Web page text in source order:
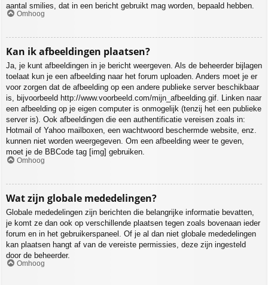
aantal smilies, dat in een bericht gebruikt mag worden, bepaald hebben.
Omhoog
Kan ik afbeeldingen plaatsen?
Ja, je kunt afbeeldingen in je bericht weergeven. Als de beheerder bijlagen
toelaat kun je een afbeelding naar het forum uploaden. Anders moet je er
voor zorgen dat de afbeelding op een andere publieke server beschikbaar
is, bijvoorbeeld http://www.voorbeeld.com/mijn_afbeelding.gif. Linken naar
een afbeelding op je eigen computer is onmogelijk (tenzij het een publieke
server is). Ook afbeeldingen die een authentificatie vereisen zoals in:
Hotmail of Yahoo mailboxen, een wachtwoord beschermde website, enz.
kunnen niet worden weergegeven. Om een afbeelding weer te geven,
moet je de BBCode tag [img] gebruiken.
Omhoog
Wat zijn globale mededelingen?
Globale mededelingen zijn berichten die belangrijke informatie bevatten,
je komt ze dan ook op verschillende plaatsen tegen zoals bovenaan ieder
forum en in het gebruikerspaneel. Of je al dan niet globale mededelingen
kan plaatsen hangt af van de vereiste permissies, deze zijn ingesteld
door de beheerder.
Omhoog